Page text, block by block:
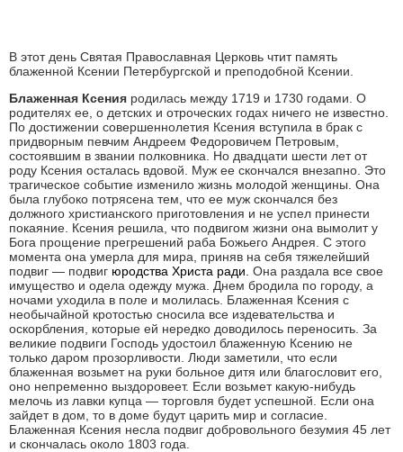
В этот день Святая Православная Церковь чтит память
блаженной Ксении Петербургской и преподобной Ксении.
Блаженная Ксения родилась между 1719 и 1730 годами. О
родителях ее, о детских и отроческих годах ничего не известно.
По достижении совершеннолетия Ксения вступила в брак с
придворным певчим Андреем Федоровичем Петровым,
состоявшим в звании полковника. Но двадцати шести лет от
роду Ксения осталась вдовой. Муж ее скончался внезапно. Это
трагическое событие изменило жизнь молодой женщины. Она
была глубоко потрясена тем, что ее муж скончался без
должного христианского приготовления и не успел принести
покаяние. Ксения решила, что подвигом жизни она вымолит у
Бога прощение прегрешений раба Божьего Андрея. С этого
момента она умерла для мира, приняв на себя тяжелейший
подвиг — подвиг юродства Христа ради. Она раздала все свое
имущество и одела одежду мужа. Днем бродила по городу, а
ночами уходила в поле и молилась. Блаженная Ксения с
необычайной кротостью сносила все издевательства и
оскорбления, которые ей нередко доводилось переносить. За
великие подвиги Господь удостоил блаженную Ксению не
только даром прозорливости. Люди заметили, что если
блаженная возьмет на руки больное дитя или благословит его,
оно непременно выздоровеет. Если возьмет какую-нибудь
мелочь из лавки купца — торговля будет успешной. Если она
зайдет в дом, то в доме будут царить мир и согласие.
Блаженная Ксения несла подвиг добровольного безумия 45 лет
и скончалась около 1803 года.